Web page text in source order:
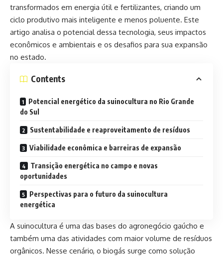
transformados em energia útil e fertilizantes, criando um
ciclo produtivo mais inteligente e menos poluente. Este
artigo analisa o potencial dessa tecnologia, seus impactos
econômicos e ambientais e os desafios para sua expansão
no estado.
Contents
Potencial energético da suinocultura no Rio Grande
do Sul
Sustentabilidade e reaproveitamento de resíduos
Viabilidade econômica e barreiras de expansão
Transição energética no campo e novas
oportunidades
Perspectivas para o futuro da suinocultura
energética
A suinocultura é uma das bases do agronegócio gaúcho e
também uma das atividades com maior volume de resíduos
orgânicos. Nesse cenário, o biogás surge como solução